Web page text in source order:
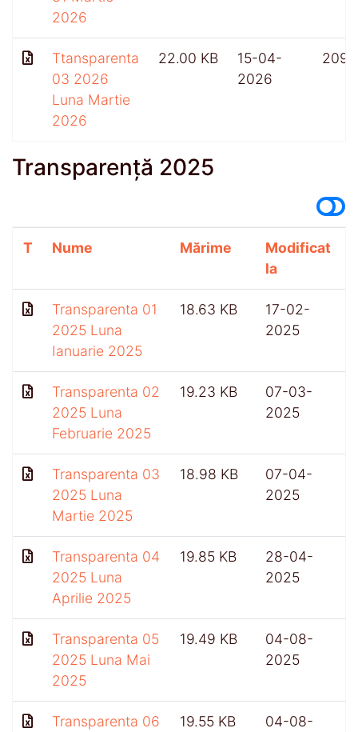
2026
Ttansparenta
03 2026
Luna Martie
2026
22.00 KB
15-04-
2026
209
Transparență 2025
T Nume Mărime
Modificat
la
Transparenta 01
2025 Luna
Ianuarie 2025
18.63 KB
17-02-
2025
Transparenta 02
2025 Luna
Februarie 2025
19.23 KB
07-03-
2025
Transparenta 03
2025 Luna
Martie 2025
18.98 KB
07-04-
2025
Transparenta 04
2025 Luna
Aprilie 2025
19.85 KB
28-04-
2025
Transparenta 05
2025 Luna Mai
2025
19.49 KB
04-08-
2025
Transparenta 06
19.55 KB
04-08-